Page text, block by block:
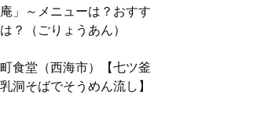
」～メニューは？おすす
？（ごりょうあん）
食堂（西海市）【七ツ釜
洞そばでそうめん流し】